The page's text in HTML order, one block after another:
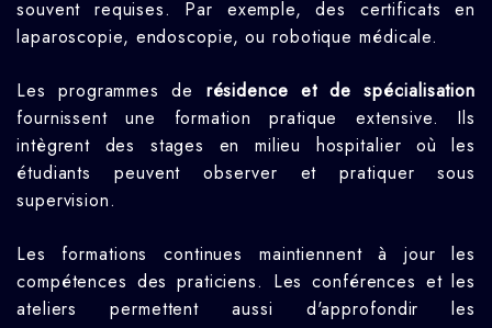
souvent requises. Par exemple, des certificats en
laparoscopie, endoscopie, ou robotique médicale.
Les programmes de résidence et de spécialisation
fournissent une formation pratique extensive. Ils
intègrent des stages en milieu hospitalier où les
étudiants peuvent observer et pratiquer sous
supervision.
Les formations continues maintiennent à jour les
compétences des praticiens. Les conférences et les
ateliers permettent aussi d'approfondir les